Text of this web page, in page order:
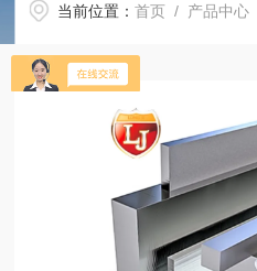
当前位置：首页 / 产品中心